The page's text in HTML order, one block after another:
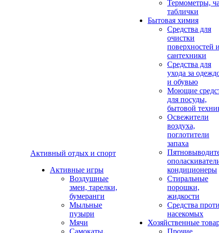
Активный отдых и спорт
Активные игры
Воздушные
змеи, тарелки,
бумеранги
Мыльные
пузыри
Мячи
Самокаты,
Термометры,
таблички
Бытовая химия
Средства для
очистки
поверхностей
сантехники
Средства для
ухода за
и обувью
Моющие
для посуды,
бытовой
Освежители
воздуха,
поглотители
запаха
кондиционеры
Стиральные
порошки,
жидкости
Средства
насекомых
Хозяйственные
Прочие